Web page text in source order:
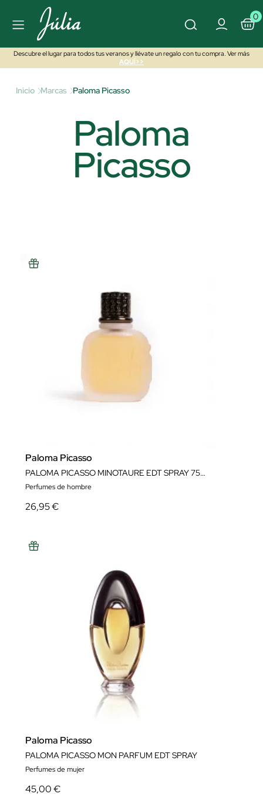
0
Descubre el lugar para todos tus veranos y llévate un regalo con tu compra. Ver más
AQUÍ>>
Inicio Marcas Paloma Picasso
Paloma
Picasso
Paloma Picasso
PALOMA PICASSO MINOTAURE EDT SPRAY 75ML
Perfumes de hombre
26,95 €
Paloma Picasso
PALOMA PICASSO MON PARFUM EDT SPRAY
Perfumes de mujer
45,00 €